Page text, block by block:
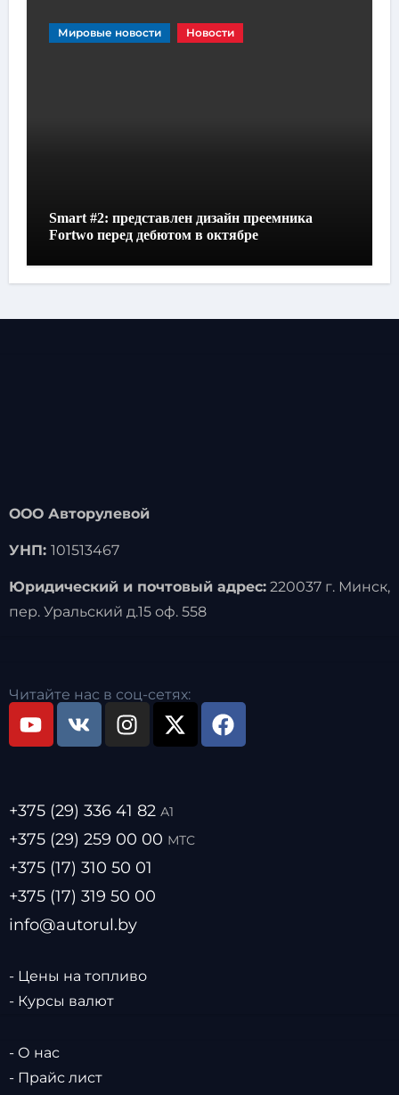
Мировые новости Новости
Smart #2: представлен дизайн преемника
Fortwo перед дебютом в октябре
ООО Авторулевой
УНП: 101513467
Юридический и почтовый адрес:220037 г. Минск,
пер. Уральский д.15 оф. 558
Читайте нас в соц-сетях:
+375 (29) 336 41 82 А1
+375 (29) 259 00 00 МТС
+375 (17) 310 50 01
+375 (17) 319 50 00
info@autorul.by
- Цены на топливо
- Курсы валют
- О нас
- Прайс лист